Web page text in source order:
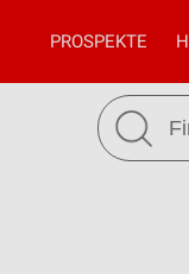
PROSPEKTE